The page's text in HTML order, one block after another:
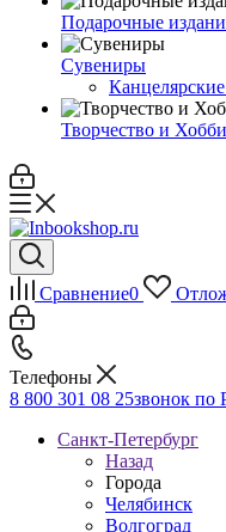
Подарочные
Сувениры
Творчество и Хобби
Сравнение0
Телефоны
8 800 301 08 25звонок по
Санкт-Петербург
Назад
Города
Челябинск
Волгоград